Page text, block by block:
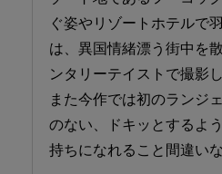
ぐ姿やリゾートホテルで
は、異国情緒漂う街中を
ンタリーテイストで撮影
また今作では初のランジ
のない、ドキッとするよ
持ちになれること間違い